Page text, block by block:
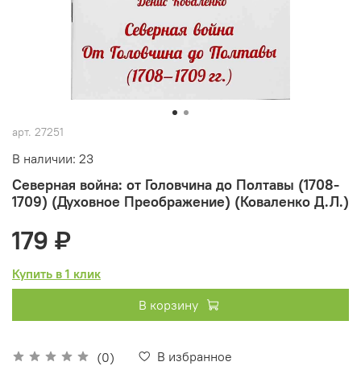
арт. 27251
В наличии: 23
Северная война: от Головчина до Полтавы (1708-
1709) (Духовное Преображение) (Коваленко Д.Л.)
(0) В избранное
179 ₽
Купить в 1 клик
В корзину